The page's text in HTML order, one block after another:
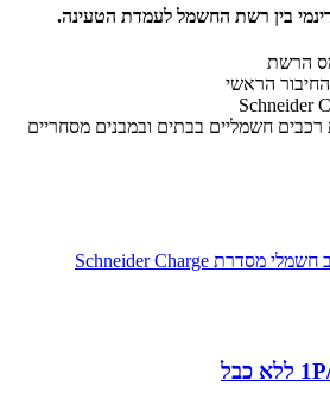
בין רשת החשמל לעמדת הטעינה.
הרשת
הראשי
רכבים חשמליים בבתים ובמבנים מסחריים